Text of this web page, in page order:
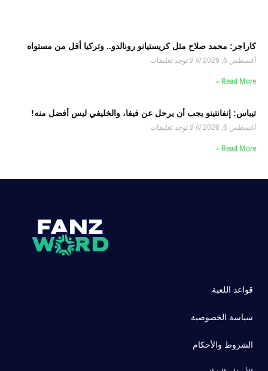
كاراجر: محمد صلاح مثل كريستيانو رونالدو.. وتركيا أقل من مستواه
أغسطس 6, 2026 لا توجد تعليقات
Read More »
تيباس: إنفانتينو يجب أن يرحل عن فيفا، والخليفي ليس أفضل منه!
أغسطس 6, 2026 لا توجد تعليقات
Read More »
قواعد اللعبة
سياسة الخصوصية
الشروط والأحكام